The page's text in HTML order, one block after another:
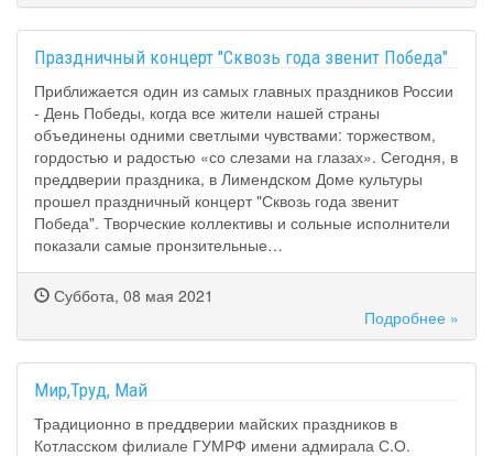
Праздничный концерт "Сквозь года звенит Победа"
Приближается один из самых главных праздников России
- День Победы, когда все жители нашей страны
объединены одними светлыми чувствами: торжеством,
гордостью и радостью «со слезами на глазах». Сегодня, в
преддверии праздника, в Лимендском Доме культуры
прошел праздничный концерт "Сквозь года звенит
Победа". Творческие коллективы и сольные исполнители
показали самые пронзительные…
Суббота, 08 мая 2021
Подробнее »
Мир,Труд, Май
Традиционно в преддверии майских праздников в
Котласском филиале ГУМРФ имени адмирала С.О.